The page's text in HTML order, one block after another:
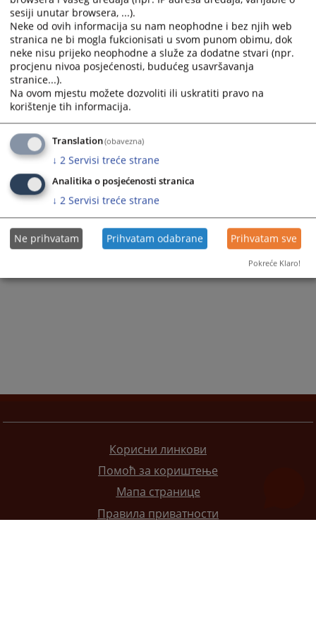
Корисни линкови
Помоћ за кориштење
Мапа странице
Правила приватности
sesiji unutar browsera, ...).
Neke od ovih informacija su nam neophodne i bez njih web
stranica ne bi mogla fukcionisati u svom punom obimu, dok
neke nisu prijeko neophodne a služe za dodatne stvari (npr.
procjenu nivoa posjećenosti, budućeg usavršavanja
stranice...).
Na ovom mjestu možete dozvoliti ili uskratiti pravo na
korištenje tih informacija.
Translation(obavezna)
↓ 2 Servisi treće strane
Analitika o posjećenosti stranica
↓ 2 Servisi treće strane
Ne prihvatam Prihvatam odabrane Prihvatam sve
Pokreće Klaro!